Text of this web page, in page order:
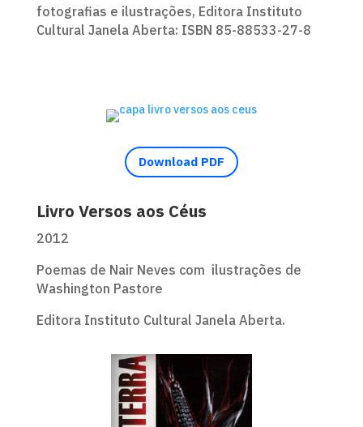
fotografias e ilustrações, Editora Instituto
Cultural Janela Aberta: ISBN 85-88533-27-8
Download PDF
Livro Versos aos Céus
2012
Poemas de Nair Neves com ilustrações de
Washington Pastore
Editora Instituto Cultural Janela Aberta.